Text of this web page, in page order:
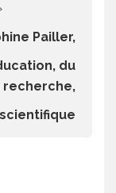
Pailler,
du